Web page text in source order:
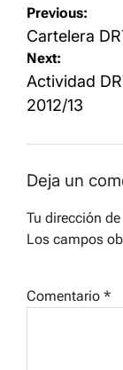
de
entradas
Previous:
Cartelera
Next:
Actividad
2012/13
Deja un
Tu dirección
Los campos
Comentario *